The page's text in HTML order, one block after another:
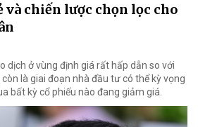
chiến lược chọn lọc cho
dịch ở vùng định giá rất hấp dẫn so với
là giai đoạn nhà đầu tư có thể kỳ vọng
bất kỳ cổ phiếu nào đang giảm giá.